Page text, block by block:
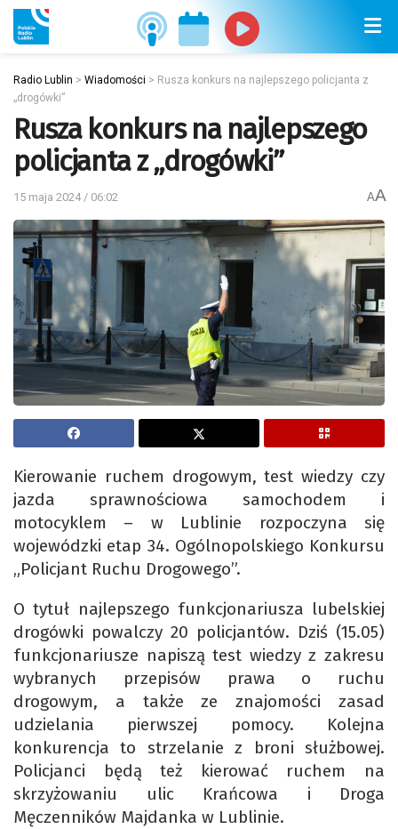
Radio Lublin > Wiadomości > Rusza konkurs na najlepszego policjanta z
„drogówki”
Rusza konkurs na najlepszego
policjanta z „drogówki”
15 maja 2024 / 06:02 AA
Kierowanie ruchem drogowym, test wiedzy czy
jazda sprawnościowa samochodem i
motocyklem – w Lublinie rozpoczyna się
wojewódzki etap 34. Ogólnopolskiego Konkursu
„Policjant Ruchu Drogowego”.
O tytuł najlepszego funkcjonariusza lubelskiej
drogówki powalczy 20 policjantów. Dziś (15.05)
funkcjonariusze napiszą test wiedzy z zakresu
wybranych przepisów prawa o ruchu
drogowym, a także ze znajomości zasad
udzielania pierwszej pomocy. Kolejna
konkurencja to strzelanie z broni służbowej.
Policjanci będą też kierować ruchem na
skrzyżowaniu ulic Krańcowa i Droga
Męczenników Majdanka w Lublinie.